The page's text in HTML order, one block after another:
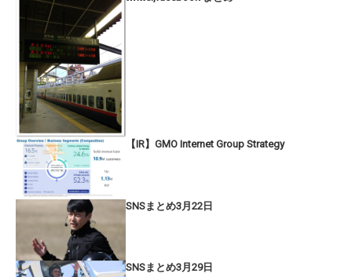
【IR】GMO Internet Group Strategy
SNSまとめ3月22日
SNSまとめ3月29日